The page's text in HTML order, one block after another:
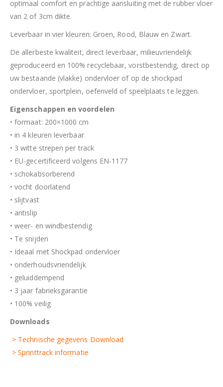
optimaal comfort en prachtige aansluiting met de rubber vloer
van 2 of 3cm dikte.
Leverbaar in vier kleuren: Groen, Rood, Blauw en Zwart.
De allerbeste kwaliteit, direct leverbaar, milieuvriendelijk
geproduceerd en 100% recyclebaar, vorstbestendig, direct op
uw bestaande (vlakke) ondervloer of op de shockpad
ondervloer, sportplein, oefenveld of speelplaats te leggen.
Eigenschappen en voordelen
• formaat: 200×1000 cm
• in 4 kleuren leverbaar
• 3 witte strepen per track
• EU-gecertificeerd volgens EN-1177
• schokabsorberend
• vocht doorlatend
• slijtvast
• antislip
• weer- en windbestendig
• Te snijden
• Ideaal met Shockpad ondervloer
• onderhoudsvriendelijk
• geluiddempend
• 3 jaar fabrieksgarantie
• 100% veilig
Downloads
> Technische gegevens Download
> Sprinttrack informatie